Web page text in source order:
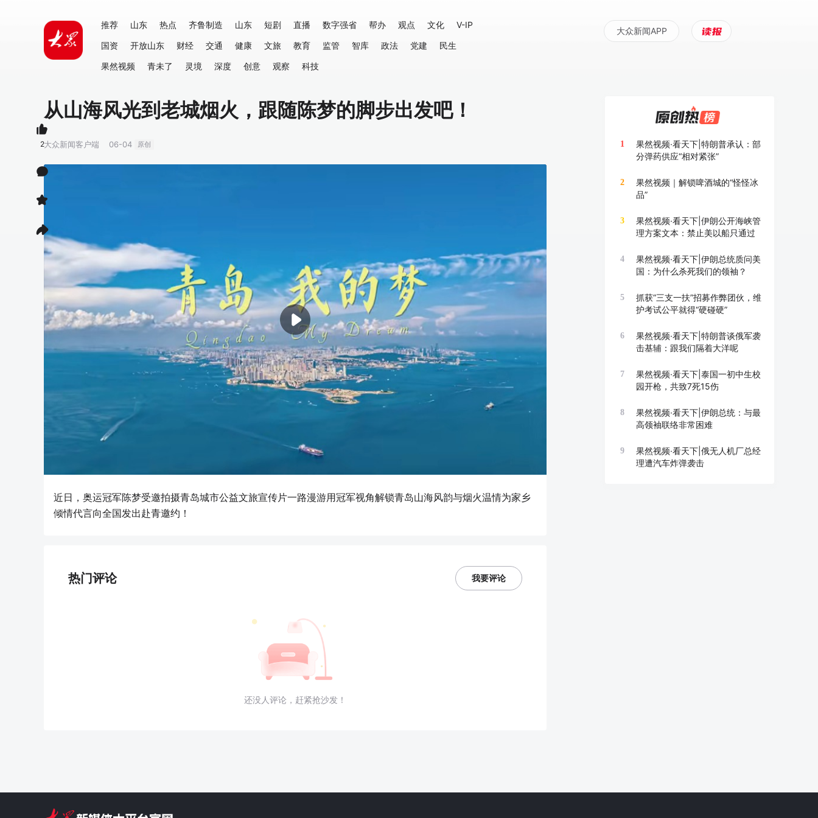
推荐 山东 热点 齐鲁制造 山东 短剧 直播 数字强省 帮办 观点 文化
V-IP
国资
开放山东 财经 交通 健康 文旅 教育 监管 智库 政法 党建
民生
果然视频
青未了 灵境 深度 创意 观察 科技
大众新闻APP
从山海风光到老城烟火，跟随陈梦的脚步出发吧！
大众新闻客户端 06-04 原创
近日，奥运冠军陈梦受邀拍摄青岛城市公益文旅宣传片一路漫游用冠军视角解锁青岛山海风韵与烟火温情为家乡
倾情代言向全国发出赴青邀约！
热门评论 我要评论
还没人评论，赶紧抢沙发！
2 1
果然视频·看天下|特朗普承认：部
分弹药供应“相对紧张”
2
果然视频｜解锁啤酒城的“怪怪冰
品”
3
果然视频·看天下|伊朗公开海峡管
理方案文本：禁止美以船只通过
4
果然视频·看天下|伊朗总统质问美
国：为什么杀死我们的领袖？
5
抓获“三支一扶”招募作弊团伙，维
护考试公平就得“硬碰硬”
6
果然视频·看天下|特朗普谈俄军袭
击基辅：跟我们隔着大洋呢
7
果然视频·看天下|泰国一初中生校
园开枪，共致7死15伤
8
果然视频·看天下|伊朗总统：与最
高领袖联络非常困难
9
果然视频·看天下|俄无人机厂总经
理遭汽车炸弹袭击